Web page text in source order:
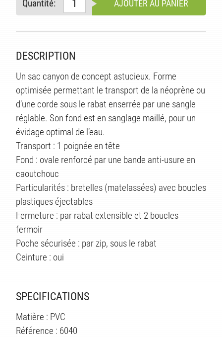
Quantité: AJOUTER AU PANIER
DESCRIPTION
Un sac canyon de concept astucieux. Forme
optimisée permettant le transport de la néoprène ou
d’une corde sous le rabat enserrée par une sangle
réglable. Son fond est en sanglage maillé, pour un
évidage optimal de l’eau.
Transport : 1 poignée en tête
Fond : ovale renforcé par une bande anti-usure en
caoutchouc
Particularités : bretelles (matelassées) avec boucles
plastiques éjectables
Fermeture : par rabat extensible et 2 boucles
fermoir
Poche sécurisée : par zip, sous le rabat
Ceinture : oui
SPECIFICATIONS
Matière : PVC
Référence : 6040